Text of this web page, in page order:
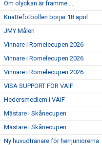
SPONSORER
EVENEMANG
HITTA HIT
Om olyckan är framme....
Knattefotbollen börjar 18 april
JMY Måleri
Vinnare i Romelecupen 2026
Vinnare i Romelecupen 2026
Vinnare i Romelecupen 2026
VISA SUPPORT FÖR VAIF
Hedersmedlem i VAIF
Mästare i Skånecupen
Mästare i Skånecupen
Ny huvudtränare för herrjuniorerna